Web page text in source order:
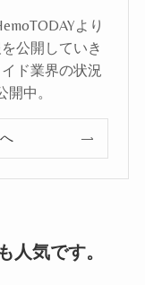
より
公開していき
ド業界の状況
中。
人気です。